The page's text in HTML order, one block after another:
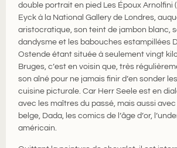
double portrait en pied Les Époux Arnolfini
Eyck à la National Gallery de Londres,
aristocratique, son teint de jambon blanc,
dandysme et les babouches estampillées
Ostende étant située à seulement vingt
Bruges, c’est en voisin que, très
son aîné pour ne jamais finir d’en sonder
cuisine picturale. Car Herr Seele est en
avec les maîtres du passé, mais aussi
belge, Dada, les comics de l’âge d’or,
américain.